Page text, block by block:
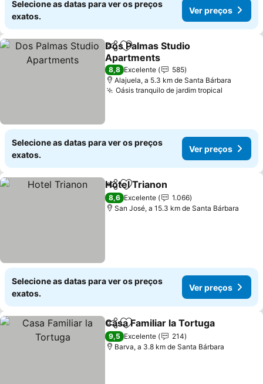
Selecione as datas para ver os preços
exatos.
Ver preços
PartilharAdicionar aos favoritos
Dos Palmas Studio
Apartments
Ver preços
8,8 Excelente
585
Alajuela, a 5.3 km de Santa Bárbara
Oásis tranquilo de jardim tropical
Selecione as datas para ver os preços
exatos.
Ver preços
PartilharAdicionar aos favoritos
Hotel Trianon
8,6 Excelente
1.066
San José, a 15.3 km de Santa Bárbara
Selecione as datas para ver os preços
exatos.
Ver preços
PartilharAdicionar aos favoritos
Casa Familiar la Tortuga
9,5 Excelente
214
Barva, a 3.8 km de Santa Bárbara